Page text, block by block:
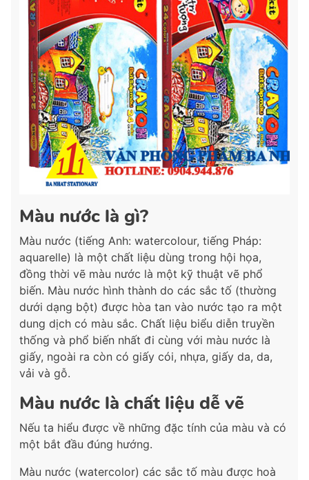
Màu nước là gì?
Màu nước (tiếng Anh: watercolour, tiếng Pháp:
aquarelle) là một chất liệu dùng trong hội họa,
đồng thời vẽ màu nước là một kỹ thuật vẽ phổ
biến. Màu nước hình thành do các sắc tố (thường
dưới dạng bột) được hòa tan vào nước tạo ra một
dung dịch có màu sắc. Chất liệu biểu diễn truyền
thống và phổ biến nhất đi cùng với màu nước là
giấy, ngoài ra còn có giấy cói, nhựa, giấy da, da,
vải và gỗ.
Màu nước là chất liệu dễ vẽ
Nếu ta hiểu được về những đặc tính của màu và có
một bắt đầu đúng hướng.
Màu nước (watercolor) các sắc tố màu được hoà